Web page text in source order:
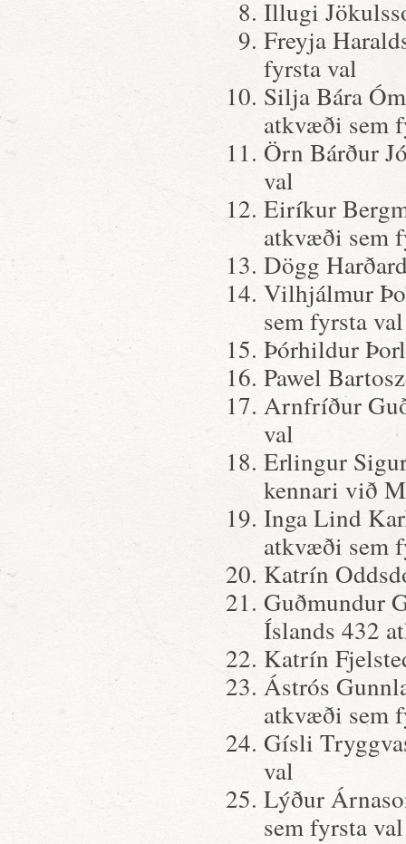
Illugi
Freyja
fyrsta val
Silja Bára
atkvæði sem
Örn Bárður
val
Eiríkur
atkvæði sem
Dögg
Vilhjálmur
sem fyrsta val
Þórhildur
Pawel
Arnfríður
val
Erlingur
kennari við
Inga Lind
atkvæði sem
Katrín
Guðmundur
Íslands 432
Katrín
Ástrós
atkvæði sem
Gísli
val
Lýður
sem fyrsta